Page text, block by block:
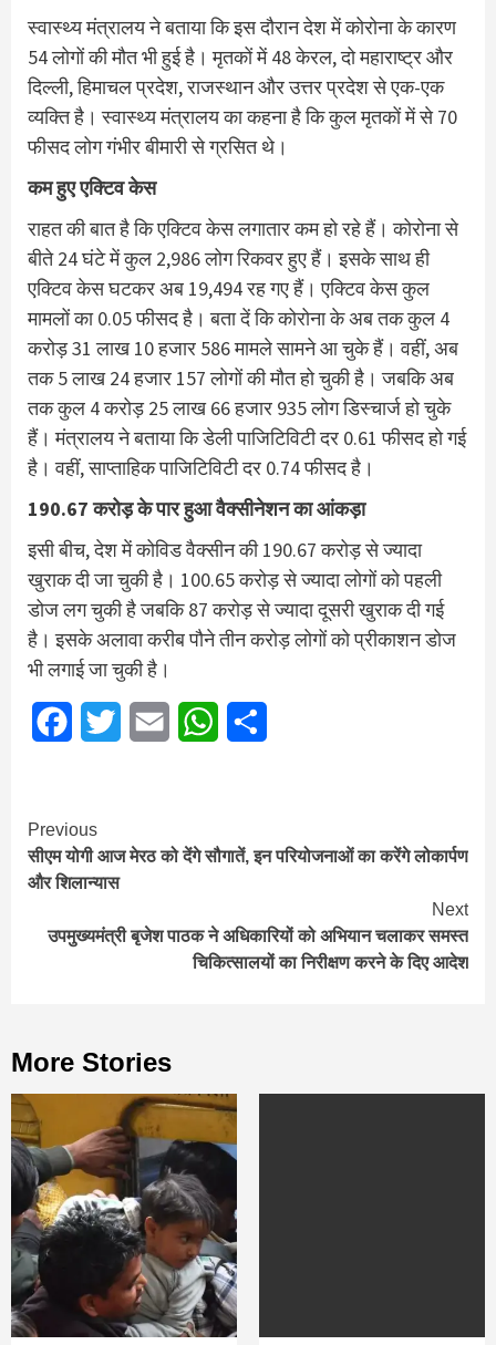
स्वास्थ्य मंत्रालय ने बताया कि इस दौरान देश में कोरोना के कारण
54 लोगों की मौत भी हुई है। मृतकों में 48 केरल, दो महाराष्ट्र और
दिल्ली, हिमाचल प्रदेश, राजस्थान और उत्तर प्रदेश से एक-एक
व्यक्ति है। स्वास्थ्य मंत्रालय का कहना है कि कुल मृतकों में से 70
फीसद लोग गंभीर बीमारी से ग्रसित थे।
कम हुए एक्टिव केस
राहत की बात है कि एक्टिव केस लगातार कम हो रहे हैं। कोरोना से
बीते 24 घंटे में कुल 2,986 लोग रिकवर हुए हैं। इसके साथ ही
एक्टिव केस घटकर अब 19,494 रह गए हैं। एक्टिव केस कुल
मामलों का 0.05 फीसद है। बता दें कि कोरोना के अब तक कुल 4
करोड़ 31 लाख 10 हजार 586 मामले सामने आ चुके हैं। वहीं, अब
तक 5 लाख 24 हजार 157 लोगों की मौत हो चुकी है। जबकि अब
तक कुल 4 करोड़ 25 लाख 66 हजार 935 लोग डिस्चार्ज हो चुके
हैं। मंत्रालय ने बताया कि डेली पाजिटिविटी दर 0.61 फीसद हो गई
है। वहीं, साप्ताहिक पाजिटिविटी दर 0.74 फीसद है।
190.67 करोड़ के पार हुआ वैक्सीनेशन का आंकड़ा
इसी बीच, देश में कोविड वैक्सीन की 190.67 करोड़ से ज्यादा
खुराक दी जा चुकी है। 100.65 करोड़ से ज्यादा लोगों को पहली
डोज लग चुकी है जबकि 87 करोड़ से ज्यादा दूसरी खुराक दी गई
है। इसके अलावा करीब पौने तीन करोड़ लोगों को प्रीकाशन डोज
भी लगाई जा चुकी है।
FacebookTwitter Email WhatsApp
Continue
Reading
Previous
सीएम योगी आज मेरठ को देंगे सौगातें, इन परियोजनाओं का करेंगे लोकार्पण
और शिलान्यास
Next
उपमुख्यमंत्री बृजेश पाठक ने अधिकार‍ियों को अभियान चलाकर समस्त
चिकित्सालयों का निरीक्षण करने के द‍िए आदेश
More Stories